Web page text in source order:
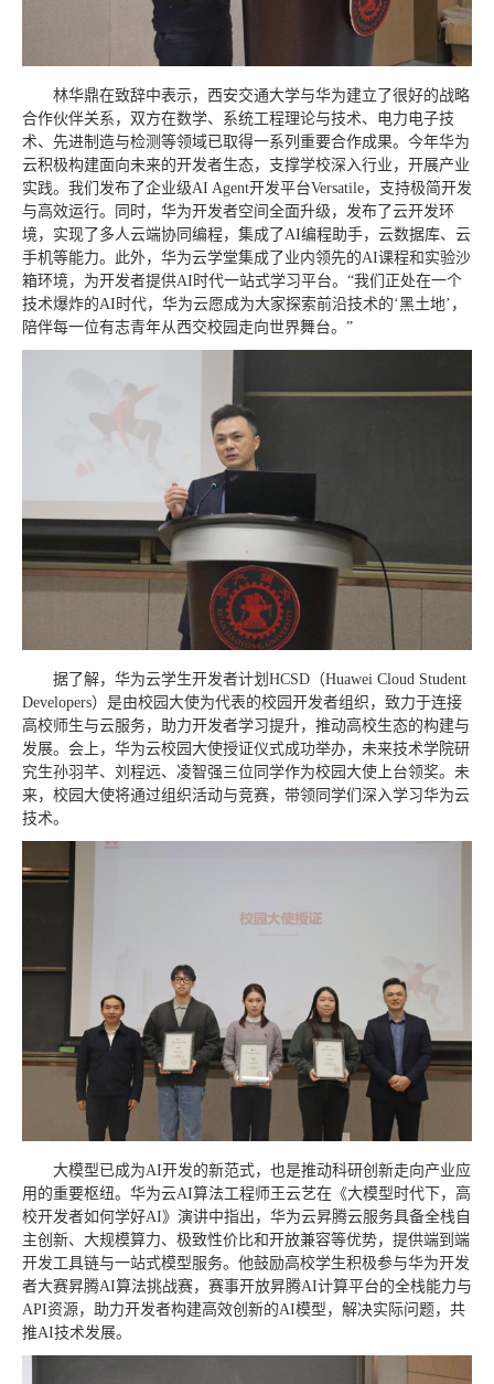
林华鼎在致辞中表示，西安交通大学与华为建立了很好的战略
合作伙伴关系，双方在数学、系统工程理论与技术、电力电子技
术、先进制造与检测等领域已取得一系列重要合作成果。今年华为
云积极构建面向未来的开发者生态，支撑学校深入行业，开展产业
实践。我们发布了企业级AI Agent开发平台Versatile，支持极简开发
与高效运行。同时，华为开发者空间全面升级，发布了云开发环
境，实现了多人云端协同编程，集成了AI编程助手，云数据库、云
手机等能力。此外，华为云学堂集成了业内领先的AI课程和实验沙
箱环境，为开发者提供AI时代一站式学习平台。“我们正处在一个
技术爆炸的AI时代，华为云愿成为大家探索前沿技术的‘黑土地’，
陪伴每一位有志青年从西交校园走向世界舞台。”
据了解，华为云学生开发者计划HCSD（Huawei Cloud Student
Developers）是由校园大使为代表的校园开发者组织，致力于连接
高校师生与云服务，助力开发者学习提升，推动高校生态的构建与
发展。会上，华为云校园大使授证仪式成功举办，未来技术学院研
究生孙羽芊、刘程远、凌智强三位同学作为校园大使上台领奖。未
来，校园大使将通过组织活动与竞赛，带领同学们深入学习华为云
技术。
大模型已成为AI开发的新范式，也是推动科研创新走向产业应
用的重要枢纽。华为云AI算法工程师王云艺在《大模型时代下，高
校开发者如何学好AI》演讲中指出，华为云昇腾云服务具备全栈自
主创新、大规模算力、极致性价比和开放兼容等优势，提供端到端
开发工具链与一站式模型服务。他鼓励高校学生积极参与华为开发
者大赛昇腾AI算法挑战赛，赛事开放昇腾AI计算平台的全栈能力与
API资源，助力开发者构建高效创新的AI模型，解决实际问题，共
推AI技术发展。